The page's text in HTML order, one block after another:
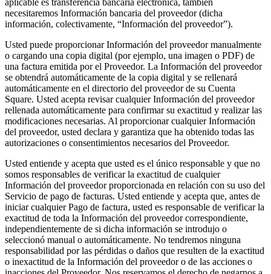
Cambia a Square
Tipos
Salón de belleza
Salón de manicura y pedicura
Peluquería
Spa
Barbería
Tatuajes y piercings
Spa médico
Capacidades
Acepta pagos
Administra tus citas
Atrae nuevos clientes
Haz que tus clientes regresen
aplicable es transferencia bancaria electrónica, también
necesitaremos Información bancaria del proveedor (dicha
información, colectivamente, “Información del proveedor”).
Usted puede proporcionar Información del proveedor manualmente
o cargando una copia digital (por ejemplo, una imagen o PDF) de
una factura emitida por el Proveedor. La Información del proveedor
se obtendrá automáticamente de la copia digital y se rellenará
automáticamente en el directorio del proveedor de su Cuenta
Square. Usted acepta revisar cualquier Información del proveedor
rellenada automáticamente para confirmar su exactitud y realizar las
modificaciones necesarias. Al proporcionar cualquier Información
del proveedor, usted declara y garantiza que ha obtenido todas las
autorizaciones o consentimientos necesarios del Proveedor.
Usted entiende y acepta que usted es el único responsable y que no
somos responsables de verificar la exactitud de cualquier
Información del proveedor proporcionada en relación con su uso del
Servicio de pago de facturas. Usted entiende y acepta que, antes de
iniciar cualquier Pago de factura, usted es responsable de verificar la
exactitud de toda la Información del proveedor correspondiente,
independientemente de si dicha información se introdujo o
seleccionó manual o automáticamente. No tendremos ninguna
responsabilidad por las pérdidas o daños que resulten de la exactitud
o inexactitud de la Información del proveedor o de las acciones o